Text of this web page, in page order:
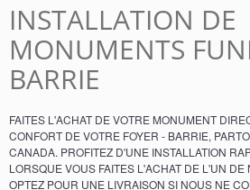
INSTALLATION DE
MONUMENTS
BARRIE
FAITES L'ACHAT DE VOTRE MONUMENT
CONFORT DE VOTRE FOYER - BARRIE,
CANADA. PROFITEZ D'UNE INSTALLATION
LORSQUE VOUS FAITES L'ACHAT DE L'UN DE
OPTEZ POUR UNE LIVRAISON SI NOUS NE